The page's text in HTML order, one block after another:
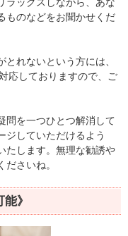
ものなどをお聞かせくだ
れないという方には、
応しておりますので、ご
問を一つひとつ解消して
ジしていただけるよう
たします。無理な勧誘や
さいね。
》